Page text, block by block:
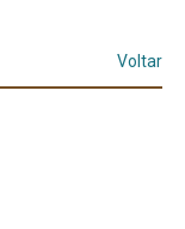
Voltar